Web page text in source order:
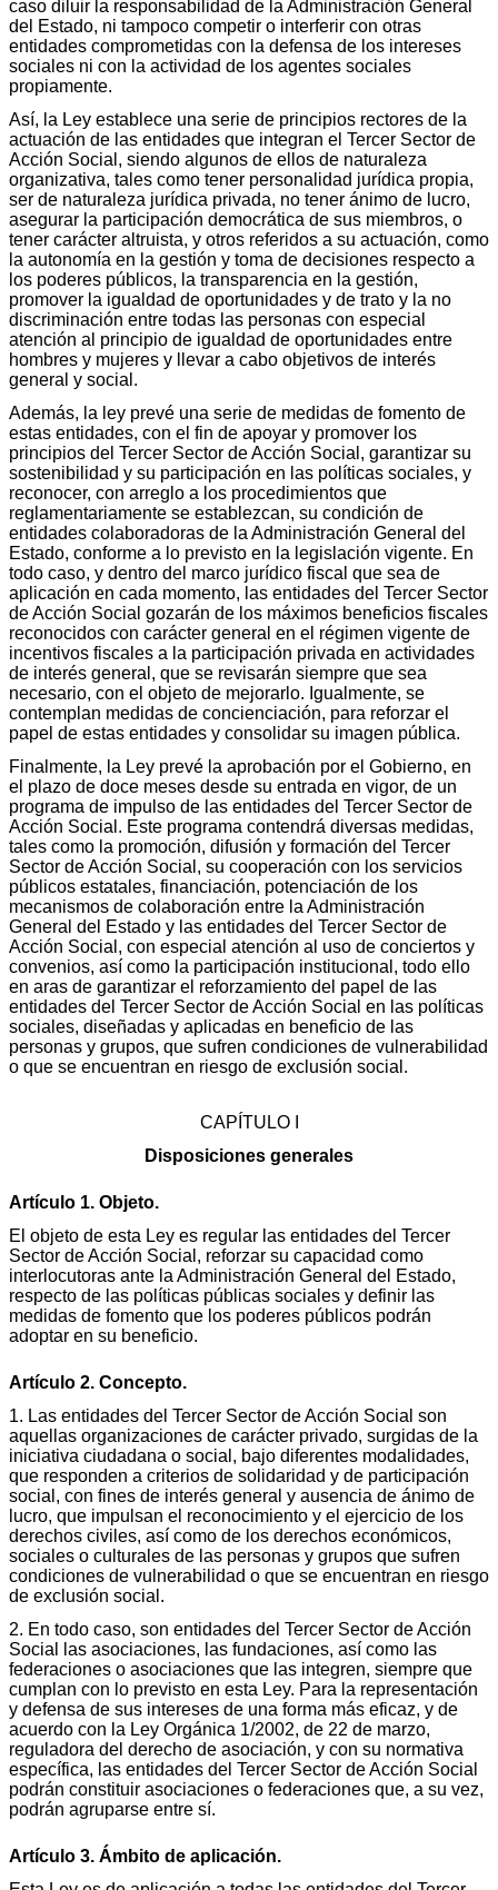
caso diluir la responsabilidad de la Administración General
del Estado, ni tampoco competir o interferir con otras
entidades comprometidas con la defensa de los intereses
sociales ni con la actividad de los agentes sociales
propiamente.
Así, la Ley establece una serie de principios rectores de la
actuación de las entidades que integran el Tercer Sector de
Acción Social, siendo algunos de ellos de naturaleza
organizativa, tales como tener personalidad jurídica propia,
ser de naturaleza jurídica privada, no tener ánimo de lucro,
asegurar la participación democrática de sus miembros, o
tener carácter altruista, y otros referidos a su actuación, como
la autonomía en la gestión y toma de decisiones respecto a
los poderes públicos, la transparencia en la gestión,
promover la igualdad de oportunidades y de trato y la no
discriminación entre todas las personas con especial
atención al principio de igualdad de oportunidades entre
hombres y mujeres y llevar a cabo objetivos de interés
general y social.
Además, la ley prevé una serie de medidas de fomento de
estas entidades, con el fin de apoyar y promover los
principios del Tercer Sector de Acción Social, garantizar su
sostenibilidad y su participación en las políticas sociales, y
reconocer, con arreglo a los procedimientos que
reglamentariamente se establezcan, su condición de
entidades colaboradoras de la Administración General del
Estado, conforme a lo previsto en la legislación vigente. En
todo caso, y dentro del marco jurídico fiscal que sea de
aplicación en cada momento, las entidades del Tercer Sector
de Acción Social gozarán de los máximos beneficios fiscales
reconocidos con carácter general en el régimen vigente de
incentivos fiscales a la participación privada en actividades
de interés general, que se revisarán siempre que sea
necesario, con el objeto de mejorarlo. Igualmente, se
contemplan medidas de concienciación, para reforzar el
papel de estas entidades y consolidar su imagen pública.
Finalmente, la Ley prevé la aprobación por el Gobierno, en
el plazo de doce meses desde su entrada en vigor, de un
programa de impulso de las entidades del Tercer Sector de
Acción Social. Este programa contendrá diversas medidas,
tales como la promoción, difusión y formación del Tercer
Sector de Acción Social, su cooperación con los servicios
públicos estatales, financiación, potenciación de los
mecanismos de colaboración entre la Administración
General del Estado y las entidades del Tercer Sector de
Acción Social, con especial atención al uso de conciertos y
convenios, así como la participación institucional, todo ello
en aras de garantizar el reforzamiento del papel de las
entidades del Tercer Sector de Acción Social en las políticas
sociales, diseñadas y aplicadas en beneficio de las
personas y grupos, que sufren condiciones de vulnerabilidad
o que se encuentran en riesgo de exclusión social.
CAPÍTULO I
Disposiciones generales
Artículo 1. Objeto.
El objeto de esta Ley es regular las entidades del Tercer
Sector de Acción Social, reforzar su capacidad como
interlocutoras ante la Administración General del Estado,
respecto de las políticas públicas sociales y definir las
medidas de fomento que los poderes públicos podrán
adoptar en su beneficio.
Artículo 2. Concepto.
1. Las entidades del Tercer Sector de Acción Social son
aquellas organizaciones de carácter privado, surgidas de la
iniciativa ciudadana o social, bajo diferentes modalidades,
que responden a criterios de solidaridad y de participación
social, con fines de interés general y ausencia de ánimo de
lucro, que impulsan el reconocimiento y el ejercicio de los
derechos civiles, así como de los derechos económicos,
sociales o culturales de las personas y grupos que sufren
condiciones de vulnerabilidad o que se encuentran en riesgo
de exclusión social.
2. En todo caso, son entidades del Tercer Sector de Acción
Social las asociaciones, las fundaciones, así como las
federaciones o asociaciones que las integren, siempre que
cumplan con lo previsto en esta Ley. Para la representación
y defensa de sus intereses de una forma más eficaz, y de
acuerdo con la Ley Orgánica 1/2002, de 22 de marzo,
reguladora del derecho de asociación, y con su normativa
específica, las entidades del Tercer Sector de Acción Social
podrán constituir asociaciones o federaciones que, a su vez,
podrán agruparse entre sí.
Artículo 3. Ámbito de aplicación.